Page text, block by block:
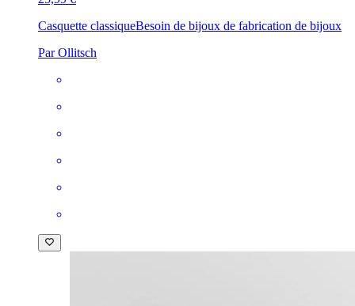
Casquette classiqueBesoin de bijoux de fabrication de bijoux
Par Ollitsch